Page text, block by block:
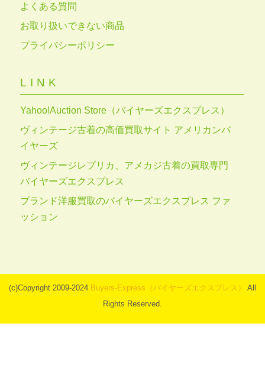
よくある質問
お取り扱いできない商品
プライバシーポリシー
LINK
Yahoo!Auction Store（バイヤーズエクスプレス）
ヴィンテージ古着の高価買取サイト アメリカンバ
イヤーズ
ヴィンテージレプリカ、アメカジ古着の買取専門
バイヤーズエクスプレス
ブランド洋服買取のバイヤーズエクスプレス ファ
ッション
(c)Copyright 2009-2024 Buyers-Express（バイヤーズエクスプレス）
All
Rights Reserved.